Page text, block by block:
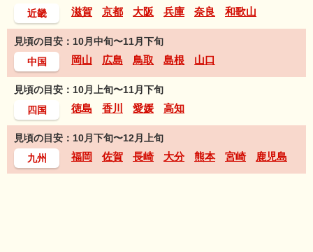
近畿
滋賀 京都 大阪 兵庫 奈良 和歌山
見頃の目安：10月中旬〜11月下旬
中国
岡山 広島 鳥取 島根 山口
見頃の目安：10月上旬〜11月下旬
四国
徳島 香川 愛媛 高知
見頃の目安：10月下旬〜12月上旬
九州
福岡 佐賀 長崎 大分 熊本 宮崎 鹿児島